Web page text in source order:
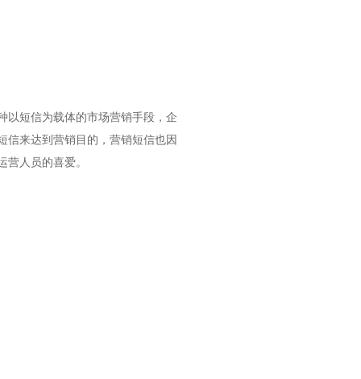
以短信为载体的市场营销手段，企
信来达到营销目的，营销短信也因
人员的喜爱。